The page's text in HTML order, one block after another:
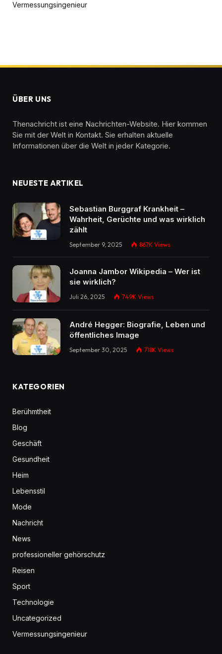
Vermessungsingenieur
ÜBER UNS
Thenachricht ist eine Nachrichten-Website. Hier kommen
Sie mit der Welt in Kontakt. Sie erhalten aktuelle
Informationen über die Welt in jeder Kategorie.
NEUESTE ARTIKEL
Sebastian Burggraf Krankheit –
Wahrheit, Gerüchte und was wirklich
zählt
September 9, 2025 867K Views
Joanna Jambor Wikipedia – Wer ist
sie wirklich?
Juli 26, 2025 749K Views
André Hegger: Biografie, Leben und
öffentliches Image
September 30, 2025 718K Views
KATEGORIEN
Berühmtheit
Blog
Geschäft
Gesundheit
Heim
Lebensstil
Mode
Nachricht
News
professioneller gehörschutz
Reisen
Sport
Technologie
Uncategorized
Vermessungsingenieur